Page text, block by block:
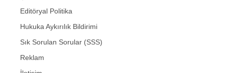
Editöryal Politika
Hukuka Aykırılık Bildirimi
Sık Sorulan Sorular (SSS)
Reklam